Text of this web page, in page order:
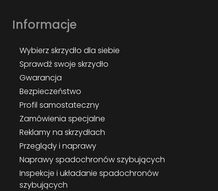
Informacje
Wybierz skrzydło dla siebie
Sprawdź swoje skrzydło
Gwarancja
Bezpieczeństwo
Profil samostateczny
Zamówienia specjalne
Reklamy na skrzydłach
Przeglądy i naprawy
Naprawy spadochronów szybujących
Inspekcje i układanie spadochronów
szybujących